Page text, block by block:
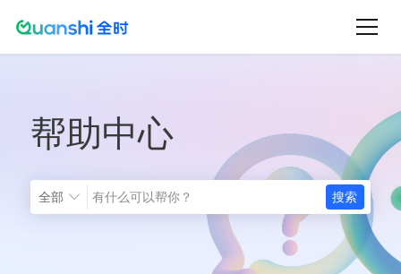
帮助中心
全部